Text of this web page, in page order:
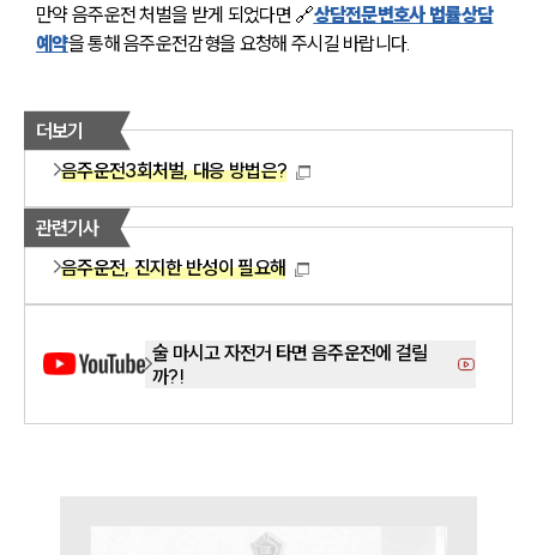
법률서식
뉴스레터/브로슈어
만약 음주운전 처벌을 받게 되었다면 🔗상담전문변호사 법률상담
예약을 통해 음주운전감형을 요청해 주시길 바랍니다.
더보기
음주운전3회처벌, 대응 방법은?
관련기사
음주운전, 진지한 반성이 필요해
술 마시고 자전거 타면 음주운전에 걸릴
까?!